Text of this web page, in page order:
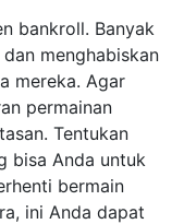
bankroll. Banyak
menghabiskan
mereka. Agar
permainan
Tentukan
bisa Anda untuk
bermain
ini Anda dapat